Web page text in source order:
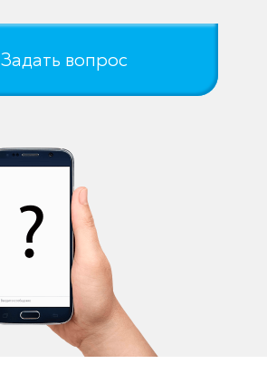
Задать вопрос